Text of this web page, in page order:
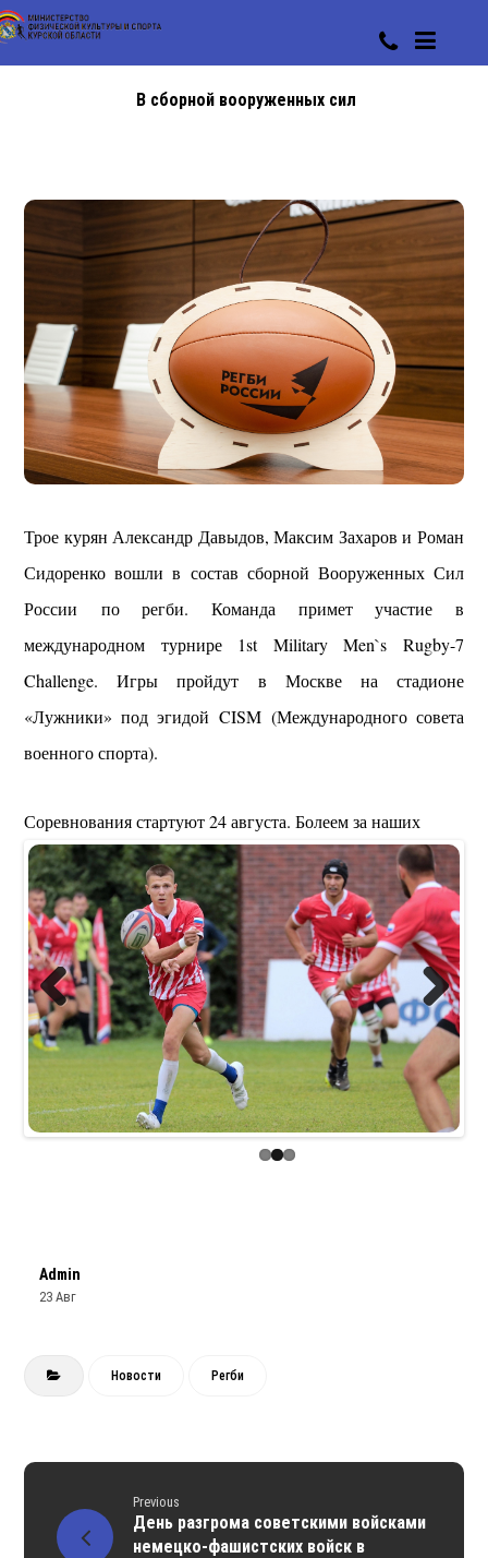
В сборной вооруженных сил
Трое курян Александр Давыдов, Максим Захаров и Роман
Сидоренко вошли в состав сборной Вооруженных Сил
России по регби. Команда примет участие в
международном турнире 1st Military Men`s Rugby-7
Challenge. Игры пройдут в Москве на стадионе
«Лужники» под эгидой CISM (Международного совета
военного спорта).
Соревнования стартуют 24 августа. Болеем за наших
Previous Next
Admin
23 Авг
Новости Регби
Previous
День разгрома советскими войсками
немецко-фашистских войск в